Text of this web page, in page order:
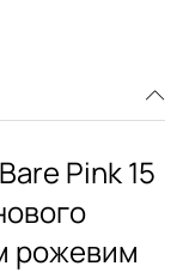
Pink 15
рожевим